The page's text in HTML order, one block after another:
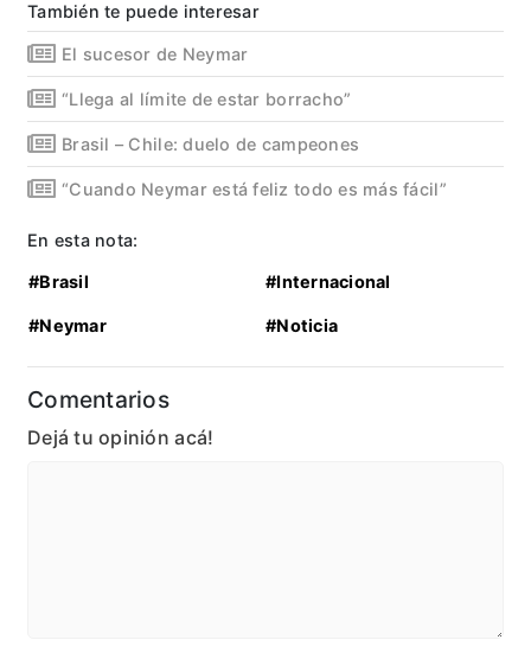
También te puede interesar
El sucesor de Neymar
“Llega al límite de estar borracho”
Brasil – Chile: duelo de campeones
“Cuando Neymar está feliz todo es más fácil”
En esta nota:
#Brasil #Internacional
#Neymar #Noticia
Comentarios
Dejá tu opinión acá!